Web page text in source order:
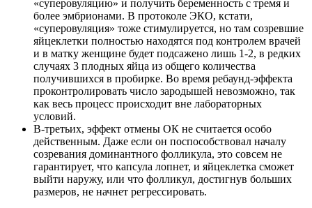
«суперовуляцию» и получить беременность с тремя и
более эмбрионами. В протоколе ЭКО, кстати,
«суперовуляция» тоже стимулируется, но там созревшие
яйцеклетки полностью находятся под контролем врачей
и в матку женщине будет подсажено лишь 1-2, в редких
случаях 3 плодных яйца из общего количества
получившихся в пробирке. Во время ребаунд-эффекта
проконтролировать число зародышей невозможно, так
как весь процесс происходит вне лабораторных
условий.
В-третьих, эффект отмены ОК не считается особо
действенным. Даже если он поспособствовал началу
созревания доминантного фолликула, это совсем не
гарантирует, что капсула лопнет, и яйцеклетка сможет
выйти наружу, или что фолликул, достигнув больших
размеров, не начнет регрессировать.